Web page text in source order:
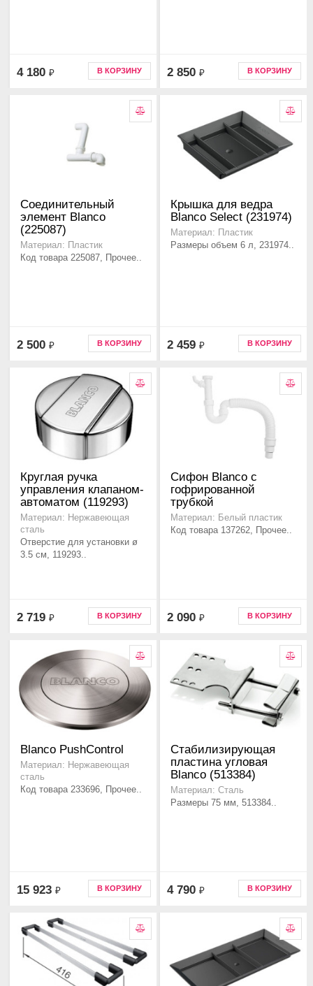
4 180 ₽ В КОРЗИНУ 2 850 ₽ В КОРЗИНУ
Соединительный
элемент Blanco
(225087)
Материал: Пластик
Код товара 225087, Прочее..
2 500 ₽ В КОРЗИНУ
Крышка для ведра
Blanco Select (231974)
Материал: Пластик
Размеры объем 6 л, 231974..
2 459 ₽ В КОРЗИНУ
Круглая ручка
управления клапаном-
автоматом (119293)
Материал: Нержавеющая
сталь
Отверстие для установки ø
3.5 см, 119293..
2 719 ₽ В КОРЗИНУ
Сифон Blanco с
гофрированной
трубкой
Материал: Белый пластик
Код товара 137262, Прочее..
2 090 ₽ В КОРЗИНУ
Blanco PushControl
Материал: Нержавеющая
сталь
Код товара 233696, Прочее..
15 923 ₽ В КОРЗИНУ
Стабилизирующая
пластина угловая
Blanco (513384)
Материал: Сталь
Размеры 75 мм, 513384..
4 790 ₽ В КОРЗИНУ